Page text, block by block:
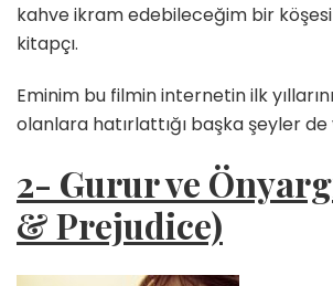
kahve ikram edebileceğim bir
kitapçı.
Eminim bu filmin internetin ilk
olanlara hatırlattığı başka şeyler de
2- Gurur ve
& Prejudice)